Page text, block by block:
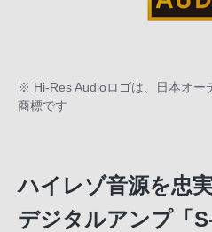
※ Hi-Res Audioロゴは、日本オー
商標です
ハイレゾ音源を忠
デジタルアンプ「